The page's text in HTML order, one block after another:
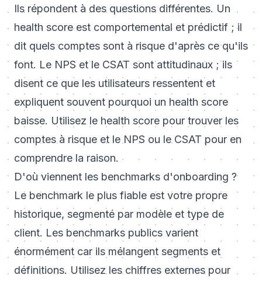
Ils répondent à des questions différentes. Un
health score est comportemental et prédictif ; il
dit quels comptes sont à risque d'après ce qu'ils
font. Le NPS et le CSAT sont attitudinaux ; ils
disent ce que les utilisateurs ressentent et
expliquent souvent pourquoi un health score
baisse. Utilisez le health score pour trouver les
comptes à risque et le NPS ou le CSAT pour en
comprendre la raison.
D'où viennent les benchmarks d'onboarding ?
Le benchmark le plus fiable est votre propre
historique, segmenté par modèle et type de
client. Les benchmarks publics varient
énormément car ils mélangent segments et
définitions. Utilisez les chiffres externes pour